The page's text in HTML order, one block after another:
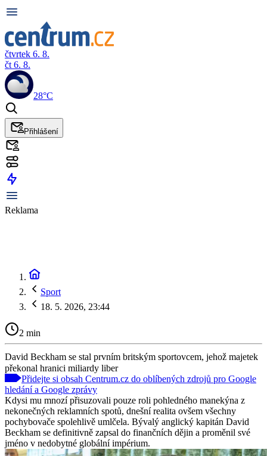
čtvrtek 6. 8.
čt 6. 8.
28°C
Přihlášení
Reklama
Sport
18. 5. 2026, 23:44
2 min
David Beckham se stal prvním britským sportovcem, jehož majetek
překonal hranici miliardy liber
Přidejte si obsah Centrum.cz do oblíbených zdrojů pro Google
hledání a Google zprávy
Kdysi mu mnozí přisuzovali pouze roli pohledného manekýna z
nekonečných reklamních spotů, dnešní realita ovšem všechny
pochybovače spolehlivě umlčela. Bývalý anglický kapitán David
Beckham se definitivně zapsal do finančních dějin a proměnil své
jméno v nedobytné globální impérium.